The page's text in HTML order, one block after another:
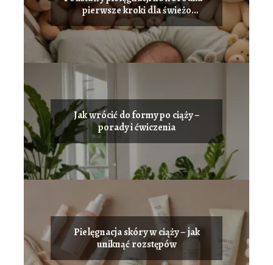
pierwsze kroki dla świeżo
upieczonych rodziców
Jak wrócić do formy po ciąży –
porady i ćwiczenia
Pielęgnacja skóry w ciąży – jak
uniknąć rozstępów